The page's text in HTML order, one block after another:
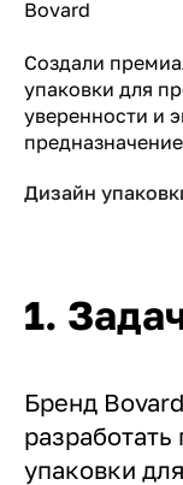
Bovard
Создали
упаковки для
уверенности и
Дизайн
1.
Бренд
упаковки